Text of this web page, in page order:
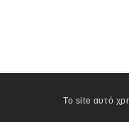
Το site αυτό